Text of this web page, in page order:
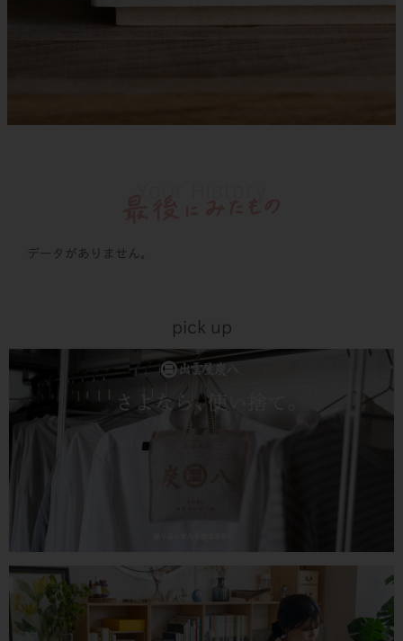
データがありません。
pick up